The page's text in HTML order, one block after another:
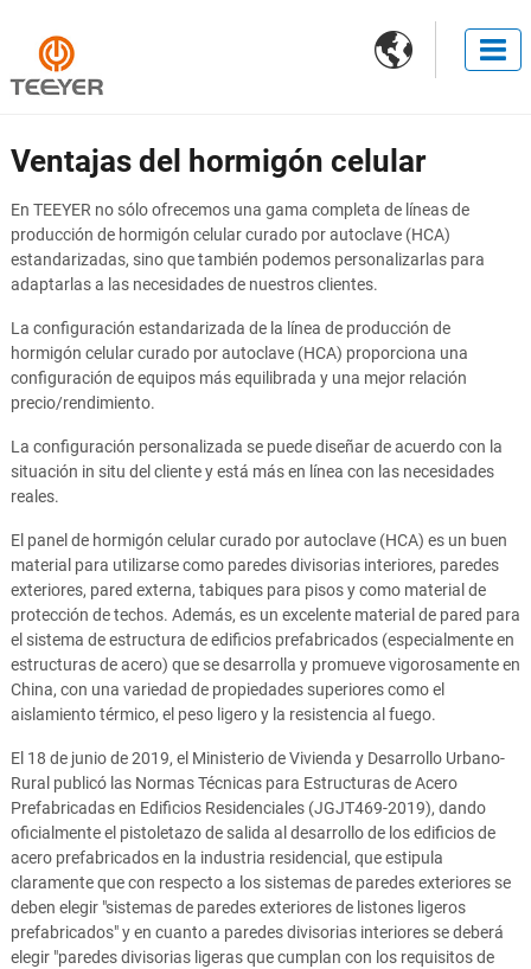

Ventajas del hormigón celular
En TEEYER no sólo ofrecemos una gama completa de líneas de
producción de hormigón celular curado por autoclave (HCA)
estandarizadas, sino que también podemos personalizarlas para
adaptarlas a las necesidades de nuestros clientes.
La configuración estandarizada de la línea de producción de
hormigón celular curado por autoclave (HCA) proporciona una
configuración de equipos más equilibrada y una mejor relación
precio/rendimiento.
La configuración personalizada se puede diseñar de acuerdo con la
situación in situ del cliente y está más en línea con las necesidades
reales.
El panel de hormigón celular curado por autoclave (HCA) es un buen
material para utilizarse como paredes divisorias interiores, paredes
exteriores, pared externa, tabiques para pisos y como material de
protección de techos. Además, es un excelente material de pared para
el sistema de estructura de edificios prefabricados (especialmente en
estructuras de acero) que se desarrolla y promueve vigorosamente en
China, con una variedad de propiedades superiores como el
aislamiento térmico, el peso ligero y la resistencia al fuego.
El 18 de junio de 2019, el Ministerio de Vivienda y Desarrollo Urbano-
Rural publicó las Normas Técnicas para Estructuras de Acero
Prefabricadas en Edificios Residenciales (JGJT469-2019), dando
oficialmente el pistoletazo de salida al desarrollo de los edificios de
acero prefabricados en la industria residencial, que estipula
claramente que con respecto a los sistemas de paredes exteriores se
deben elegir "sistemas de paredes exteriores de listones ligeros
prefabricados" y en cuanto a paredes divisorias interiores se deberá
elegir "paredes divisorias ligeras que cumplan con los requisitos de